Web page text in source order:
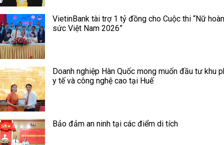
VietinBank tài trợ 1 tỷ đồng cho Cuộc thi “Nữ
sức Việt Nam 2026”
Doanh nghiệp Hàn Quốc mong muốn đầu tư khu
y tế và công nghệ cao tại Huế
Bảo đảm an ninh tại các điểm di tích